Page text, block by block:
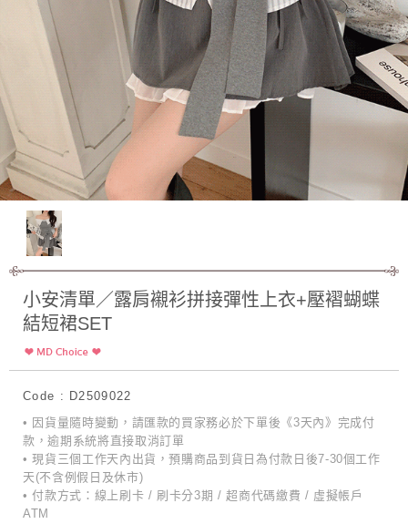
小安清單／露肩襯衫拼接彈性上衣+壓褶蝴蝶
結短裙SET
Code : D2509022
• 因貨量隨時變動，請匯款的買家務必於下單後《3天內》完成付
款，逾期系統將直接取消訂單
• 現貨三個工作天內出貨，預購商品到貨日為付款日後7-30個工作
天(不含例假日及休市)
• 付款方式：線上刷卡 / 刷卡分3期 / 超商代碼繳費 / 虛擬帳戶
ATM